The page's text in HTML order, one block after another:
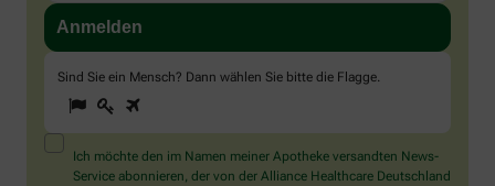
Sind Sie ein Mensch? Dann wählen Sie bitte die Flagge.
Sind
Sie
ein
Mensch?
Dann
1 2
Ich möchte den im Namen meiner Apotheke versandten News-
Service abonnieren, der von der Alliance Healthcare Deutschland